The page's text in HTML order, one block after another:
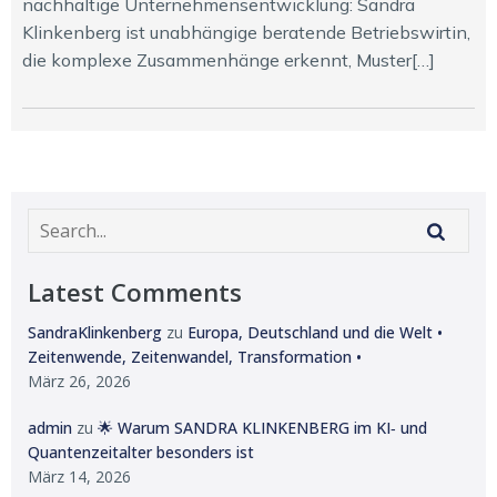
nachhaltige Unternehmensentwicklung: Sandra
Klinkenberg ist unabhängige beratende Betriebswirtin,
die komplexe Zusammenhänge erkennt, Muster[…]
Latest Comments
SandraKlinkenberg zu Europa, Deutschland und die Welt •
Zeitenwende, Zeitenwandel, Transformation •
März 26, 2026
admin zu 🌟 Warum SANDRA KLINKENBERG im KI‑ und
Quantenzeitalter besonders ist
März 14, 2026